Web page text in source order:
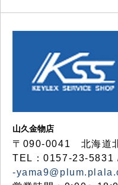
山久金物店
〒090-0041 北海道
TEL：0157-23-5831
-